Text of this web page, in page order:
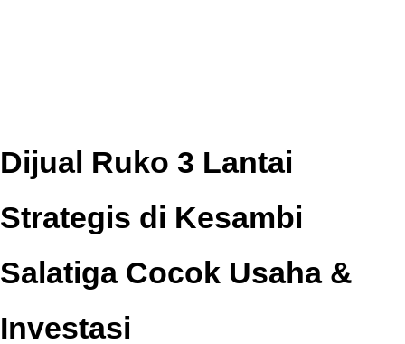
Dijual Ruko 3 Lantai
Strategis di Kesambi
Salatiga Cocok Usaha &
Investasi